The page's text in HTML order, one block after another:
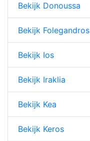
Bekijk Donoussa
Bekijk Folegandros
Bekijk Ios
Bekijk Iraklia
Bekijk Kea
Bekijk Keros